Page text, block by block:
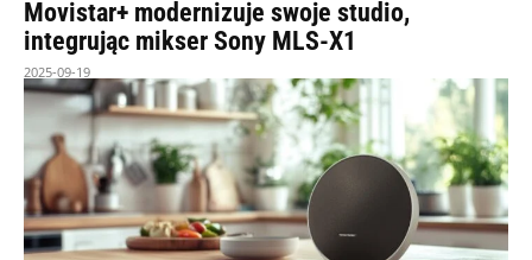
Movistar+ modernizuje swoje studio,
integrując mikser Sony MLS-X1
2025-09-19